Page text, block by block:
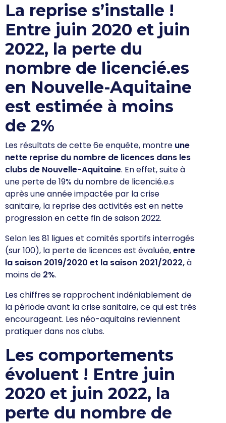
La reprise s’installe !
Entre juin 2020 et juin
2022, la perte du
nombre de licencié.es
en Nouvelle-Aquitaine
est estimée à moins
de 2%
Les résultats de cette 6e enquête, montre une
nette reprise du nombre de licences dans les
clubs de Nouvelle-Aquitaine. En effet, suite à
une perte de 19% du nombre de licencié.e.s
après une année impactée par la crise
sanitaire, la reprise des activités est en nette
progression encette fin de saison 2022.
Selon les 81 ligues et comités sportifs interrogés
(sur 100), la perte de licences est évaluée,entre
la saison 2019/2020 et la saison 2021/2022,à
moins de 2%.
Les chiffres se rapprochent indéniablement de
la période avant la crise sanitaire, ce qui est très
encourageant. Les néo-aquitains reviennent
pratiquer dans nos clubs.
Les comportements
évoluent ! Entre juin
2020 et juin 2022, la
perte du nombre de